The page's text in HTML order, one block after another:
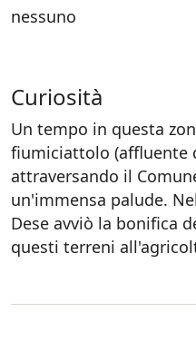
nessuno
Curiosità
Un tempo in questa
fiumiciattolo (affluente
attraversando il
un'immensa palude.
Dese avviò la bonifica
questi terreni